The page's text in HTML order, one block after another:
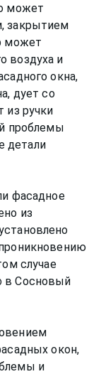
может
закрытием
может
воздуха и
окна,
дует со
из ручки
проблемы
детали
фасадное
из
случае
в Сосновый
окон,
и